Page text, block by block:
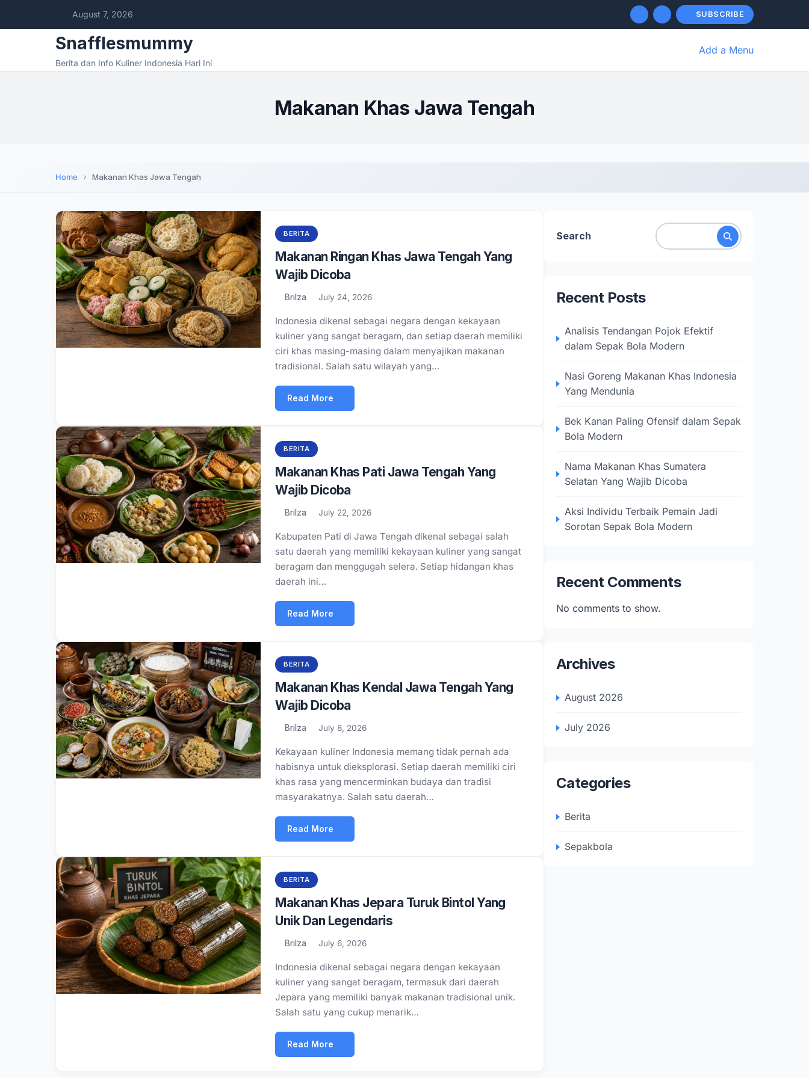
August 7, 2026 SUBSCRIBE
Snafflesmummy
Berita dan Info Kuliner Indonesia Hari Ini
Add a Menu
Makanan Khas Jawa Tengah
Home Makanan Khas Jawa Tengah
BERITA
Makanan Ringan Khas Jawa Tengah Yang
Wajib Dicoba
Brilza July 24, 2026
Indonesia dikenal sebagai negara dengan kekayaan
kuliner yang sangat beragam, dan setiap daerah memiliki
ciri khas masing-masing dalam menyajikan makanan
tradisional. Salah satu wilayah yang…
Read More
BERITA
Makanan Khas Pati Jawa Tengah Yang
Wajib Dicoba
Brilza July 22, 2026
Kabupaten Pati di Jawa Tengah dikenal sebagai salah
satu daerah yang memiliki kekayaan kuliner yang sangat
beragam dan menggugah selera. Setiap hidangan khas
daerah ini…
Read More
BERITA
Makanan Khas Kendal Jawa Tengah Yang
Wajib Dicoba
Brilza July 8, 2026
Kekayaan kuliner Indonesia memang tidak pernah ada
habisnya untuk dieksplorasi. Setiap daerah memiliki ciri
khas rasa yang mencerminkan budaya dan tradisi
masyarakatnya. Salah satu daerah…
Read More
BERITA
Makanan Khas Jepara Turuk Bintol Yang
Unik Dan Legendaris
Brilza July 6, 2026
Indonesia dikenal sebagai negara dengan kekayaan
kuliner yang sangat beragam, termasuk dari daerah
Jepara yang memiliki banyak makanan tradisional unik.
Salah satu yang cukup menarik…
Read More
Search
Recent Posts
Analisis Tendangan Pojok Efektif
dalam Sepak Bola Modern
Nasi Goreng Makanan Khas Indonesia
Yang Mendunia
Bek Kanan Paling Ofensif dalam Sepak
Bola Modern
Nama Makanan Khas Sumatera
Selatan Yang Wajib Dicoba
Aksi Individu Terbaik Pemain Jadi
Sorotan Sepak Bola Modern
Recent Comments
No comments to show.
Archives
August 2026
July 2026
Categories
Berita
Sepakbola